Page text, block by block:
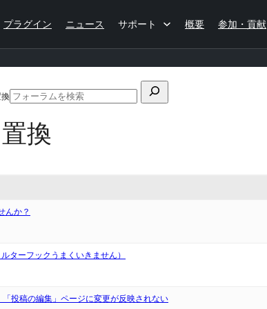
プラグイン ニュース サポート 概要 参加・貢献
検
対
フ
置換
んか？
ターフックうまくいきません）
投稿の編集」ページに変更が反映されない